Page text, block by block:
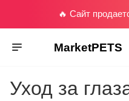
🔥 Сайт
MarketPETS
Уход за